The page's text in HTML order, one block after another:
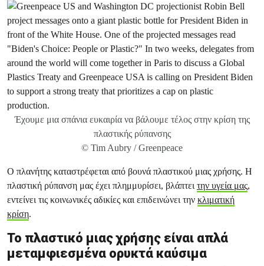
Έχουμε μια σπάνια ευκαιρία να βάλουμε τέλος στην κρίση της
πλαστικής ρύπανσης
© Tim Aubry / Greenpeace
Ο πλανήτης καταστρέφεται από βουνά πλαστικού μιας χρήσης. Η
πλαστική ρύπανση μας έχει πλημμυρίσει, βλάπτειτην υγεία μας,
εντείνει τις κοινωνικές αδικίες και επιδεινώνει την κλιματική
κρίση.
Το πλαστικό μιας χρήσης είναι απλά
μεταμφιεσμένα ορυκτά καύσιμα